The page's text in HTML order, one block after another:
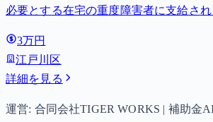
必要とする在宅の重度障害者に支給さ
3万円
江戸川区
詳細を見る
運営: 合同会社TIGER WORKS | 補助金